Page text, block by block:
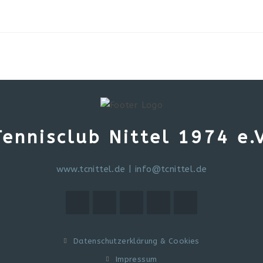
Nittel 1974
www.tcnittel.de info@tcnittel.de
Datenschutzerklärung & Cookies
Impressum